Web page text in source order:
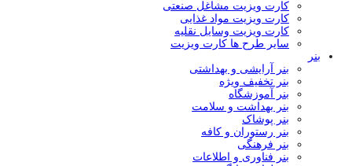
کارت ویزیت مشاغل صنعتی
کارت ویزیت مواد غذایی
کارت ویزیت وسایل نقلیه
سایر طرح ها کارت ویزیت
بنر
بنر آرایشی و بهداشتی
بنر تخفیف ویژه
بنر آموزشگاه
بنر بهداشت و سلامت
بنر پوشاک
بنر رستوران و کافه
بنر فرهنگی
بنر فناوری و اطلاعات